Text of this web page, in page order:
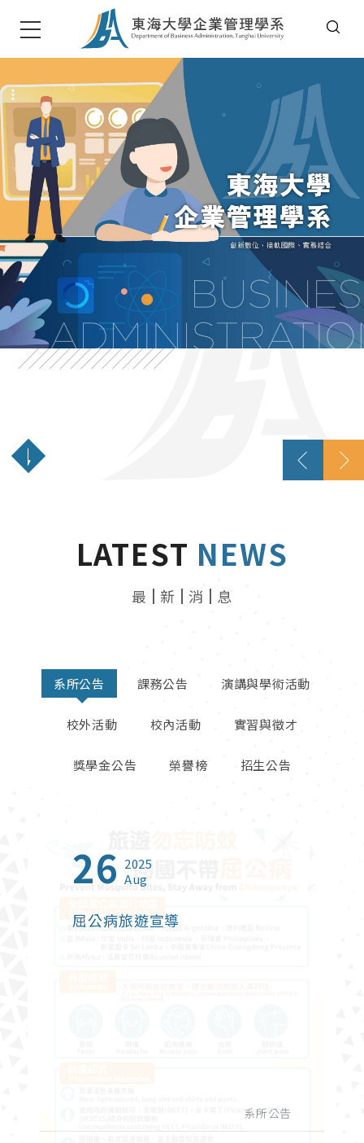
東海大學企管系
T
u
n
g
h
a
i
U
n
i
v
e
r
s
i
t
LATEST NEWS
最 新 消 息
系所公告 課務公告 演講與學術活動
校外活動 校內活動 實習與徵才
獎學金公告 榮譽榜 招生公告
26 2025
Aug
屈公病旅遊宣導
系所公告
23 2025
Oct
2025年北富銀與東海大學建教
課務公告
01 2026
Jun
【創新創業實戰課程】熱烈報名
演講與學術活動
13 2026
Jul
2026年度台灣觀光獎學金
校外活動
27 2026
Apr
鬱過天晴-打破憂鬱症迷思
校內活動
06 2026
May
財政部關務署臺中關 115 年暑期
實習與徵才
09 2026
Feb
114學年度高毓靈先生紀念獎學
獎學金公告
16 2025
Sep
【榮譽榜】恭賀本系碩士班林珊
榮譽榜
23 2024
Jan
東海大學管理學院2024 Open
招生公告